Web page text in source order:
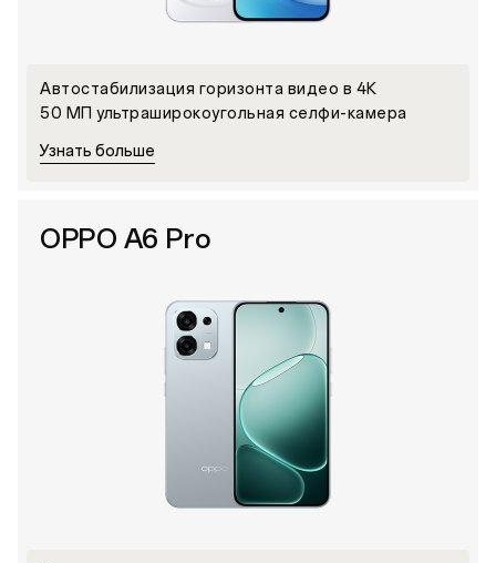
Автостабилизация горизонта видео в 4К
50 МП ультраширокоугольная селфи-камера
Узнать больше
OPPO A6 Pro